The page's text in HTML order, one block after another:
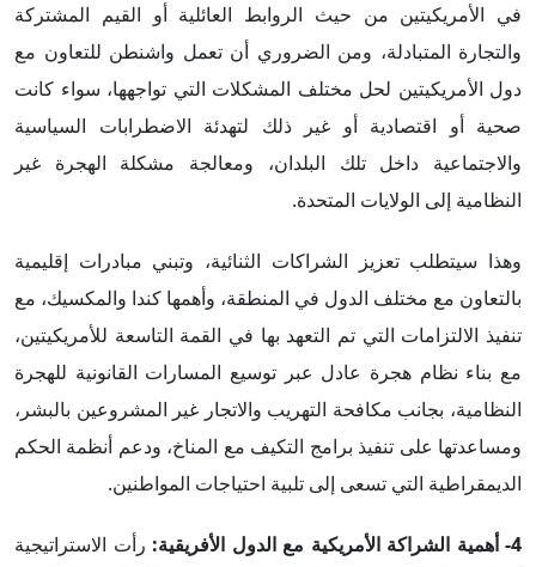
في الأمريكيتين من حيث الروابط العائلية أو القيم المشتركة
والتجارة المتبادلة، ومن الضروري أن تعمل واشنطن للتعاون مع
دول الأمريكيتين لحل مختلف المشكلات التي تواجهها، سواء كانت
صحية أو اقتصادية أو غير ذلك لتهدئة الاضطرابات السياسية
والاجتماعية داخل تلك البلدان، ومعالجة مشكلة الهجرة غير
النظامية إلى الولايات المتحدة.
وهذا سيتطلب تعزيز الشراكات الثنائية، وتبني مبادرات إقليمية
بالتعاون مع مختلف الدول في المنطقة، وأهمها كندا والمكسيك، مع
تنفيذ الالتزامات التي تم التعهد بها في القمة التاسعة للأمريكيتين،
مع بناء نظام هجرة عادل عبر توسيع المسارات القانونية للهجرة
النظامية، بجانب مكافحة التهريب والاتجار غير المشروعين بالبشر،
ومساعدتها على تنفيذ برامج التكيف مع المناخ، ودعم أنظمة الحكم
الديمقراطية التي تسعى إلى تلبية احتياجات المواطنين.
4- أهمية الشراكة الأمريكية مع الدول الأفريقية: رأت الاستراتيجية